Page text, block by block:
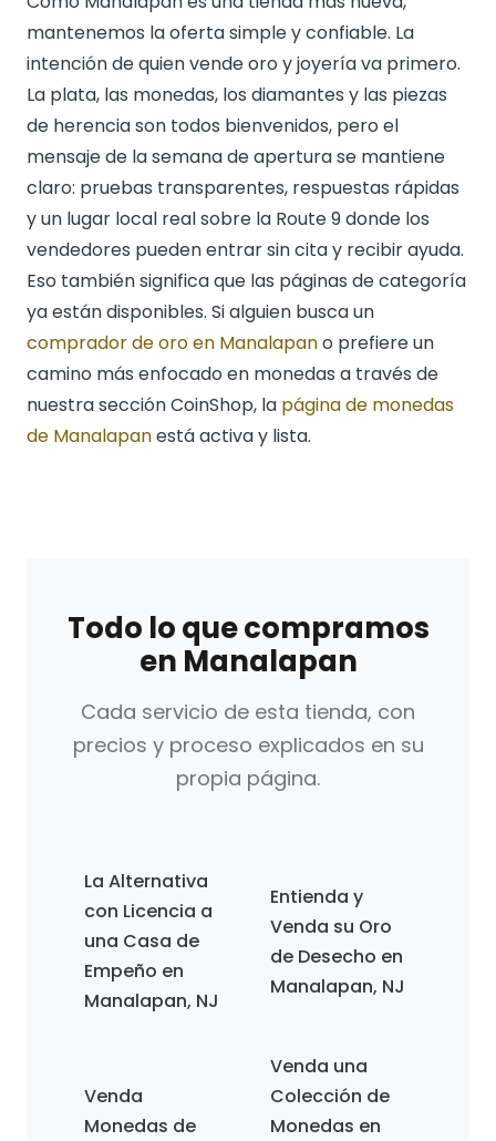
mantenemos la oferta simple y confiable. La
intención de quien vende oro y joyería va primero.
La plata, las monedas, los diamantes y las piezas
de herencia son todos bienvenidos, pero el
mensaje de la semana de apertura se mantiene
claro: pruebas transparentes, respuestas rápidas
y un lugar local real sobre la Route 9 donde los
vendedores pueden entrar sin cita y recibir ayuda.
Eso también significa que las páginas de categoría
ya están disponibles. Si alguien busca un
comprador de oro en Manalapano prefiere un
camino más enfocado en monedas a través de
nuestra sección CoinShop, la página de monedas
de Manalapanestá activa y lista.
Todo lo que compramos
en Manalapan
Cada servicio de esta tienda, con
precios y proceso explicados en su
propia página.
La Alternativa
con Licencia a
una Casa de
Empeño en
Manalapan, NJ
Entienda y
Venda su Oro
de Desecho en
Manalapan, NJ
Venda
Monedas de
Venda una
Colección de
Monedas en